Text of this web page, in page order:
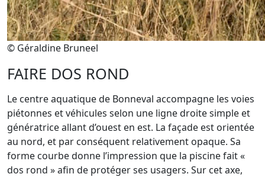
© Géraldine Bruneel
FAIRE DOS ROND
Le centre aquatique de Bonneval accompagne les voies
piétonnes et véhicules selon une ligne droite simple et
génératrice allant d’ouest en est. La façade est orientée
au nord, et par conséquent relativement opaque. Sa
forme courbe donne l’impression que la piscine fait «
dos rond » afin de protéger ses usagers. Sur cet axe,